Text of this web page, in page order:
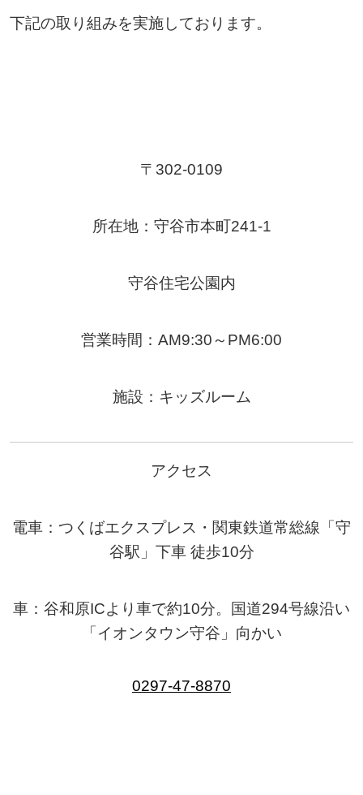
下記の取り組みを実施しております。
〒302-0109
所在地：守谷市本町241-1
守谷住宅公園内
営業時間：AM9:30～PM6:00
施設：キッズルーム
アクセス
電車：つくばエクスプレス・関東鉄道常総線「守
谷駅」下車 徒歩10分
車：谷和原ICより車で約10分。国道294号線沿い
「イオンタウン守谷」向かい
0297-47-8870